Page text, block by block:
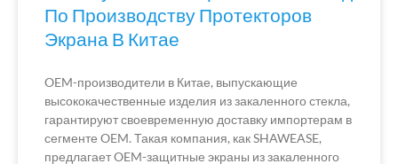
По Производству Протекторов
Экрана В Китае
OEM-производители в Китае, выпускающие
высококачественные изделия из закаленного стекла,
гарантируют своевременную доставку импортерам в
сегменте OEM. Такая компания, как SHAWEASE,
предлагает OEM-защитные экраны из закаленного